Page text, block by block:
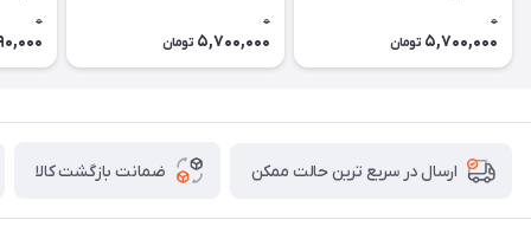
0
5,700,000 تومان
0
5,700,000 تومان
0
ارسال در سریع ترین حالت ممکن ضمانت بازگشت کالا